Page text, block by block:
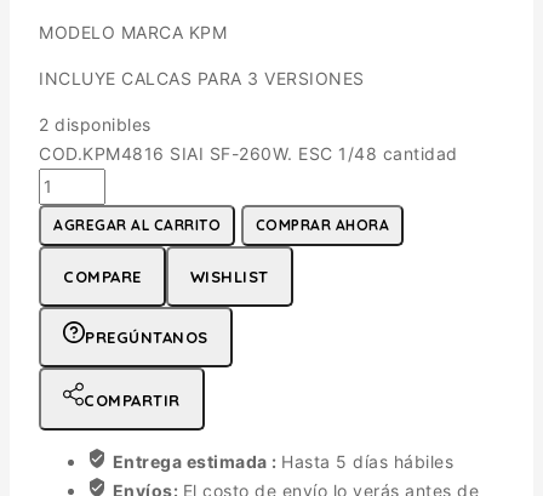
MODELO MARCA KPM
INCLUYE CALCAS PARA 3 VERSIONES
2 disponibles
COD.KPM4816 SIAI SF-260W. ESC 1/48 cantidad
AGREGAR AL CARRITO COMPRAR AHORA
COMPARE WISHLIST
PREGÚNTANOS
COMPARTIR
Entrega estimada : Hasta 5 días hábiles
Envíos: El costo de envío lo verás antes de